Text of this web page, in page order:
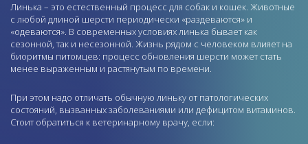
Линька – это естественный процесс для собак и кошек. Животные
с любой длиной шерсти периодически «раздеваются» и
«одеваются». В современных условиях линька бывает как
сезонной, так и несезонной. Жизнь рядом с человеком влияет на
биоритмы питомцев: процесс обновления шерсти может стать
менее выраженным и растянутым по времени.
При этом надо отличать обычную линьку от патологических
состояний, вызванных заболеваниями или дефицитом витаминов.
Стоит обратиться к ветеринарному врачу, если: